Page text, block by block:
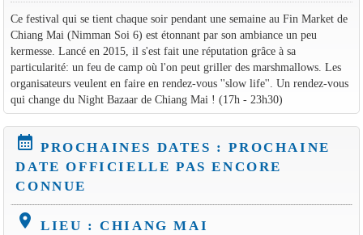
Ce festival qui se tient chaque soir pendant une semaine au Fin Market de
Chiang Mai (Nimman Soi 6) est étonnant par son ambiance un peu
kermesse. Lancé en 2015, il s'est fait une réputation grâce à sa
particularité: un feu de camp où l'on peut griller des marshmallows. Les
organisateurs veulent en faire en rendez-vous ''slow life''. Un rendez-vous
qui change du Night Bazaar de Chiang Mai ! (17h - 23h30)
calendar_month PROCHAINES DATES : PROCHAINE
DATE OFFICIELLE PAS ENCORE
CONNUE
location_on LIEU : CHIANG MAI